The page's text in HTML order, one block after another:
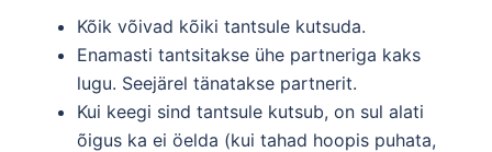
Kõik võivad kõiki tantsule kutsuda.
Enamasti tantsitakse ühe partneriga kaks
lugu. Seejärel tänatakse partnerit.
Kui keegi sind tantsule kutsub, on sul alati
õigus ka ei öelda (kui tahad hoopis puhata,